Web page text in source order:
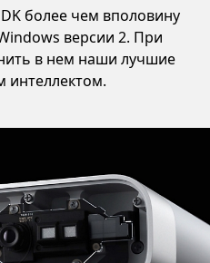
более чем вполовину
версии 2. При
в нем наши лучшие
интеллектом.